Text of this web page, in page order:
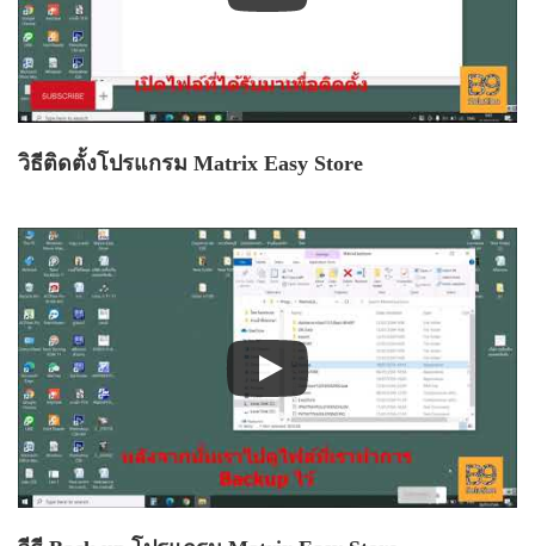
วิธีติดตั้งโปรแกรม Matrix Easy Store